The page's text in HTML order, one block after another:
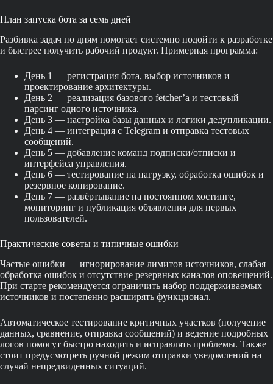
План запуска бота за семь дней
Разбивка задач по дням помогает системно подойти к разработке
и быстрее получить рабочий продукт. Примерная программа:
День 1 — регистрация бота, выбор источников и
проектирование архитектуры.
День 2 — реализация базового fetcher’а и тестовый
парсинг одного источника.
День 3 — настройка базы данных и логики дедупликации.
День 4 — интеграция с Telegram и отправка тестовых
сообщений.
День 5 — добавление команд подписки/отписки и
интерфейса управления.
День 6 — тестирование на нагрузку, обработка ошибок и
резервное копирование.
День 7 — развёртывание на постоянном хостинге,
мониторинг и публикация объявления для первых
пользователей.
Практические советы и типичные ошибки
Частые ошибки — игнорирование лимитов источников, слабая
обработка ошибок и отсутствие резервных каналов оповещений.
При старте рекомендуется ограничить набор поддерживаемых
источников и постепенно расширять функционал.
Автоматическое тестирование критичных участков (получение
данных, сравнение, отправка сообщений) и ведение подробных
логов помогут быстро находить и исправлять проблемы. Также
стоит предусмотреть ручной режим отправки уведомлений на
случай непредвиденных ситуаций.